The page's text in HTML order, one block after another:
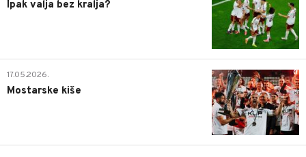
Ipak valja bez kralja?
0
17.05.2026.
Mostarske kiše